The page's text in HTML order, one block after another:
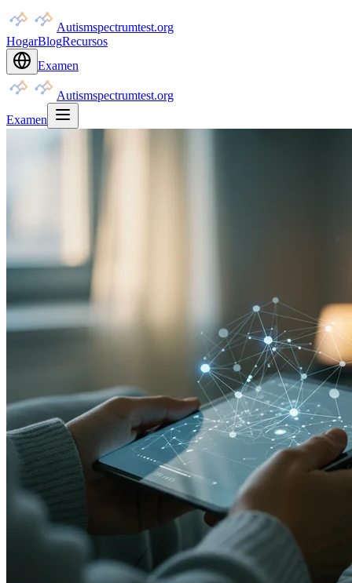
Autismspectrumtest.org
HogarBlogRecursos
Examen
Autismspectrumtest.org
Examen